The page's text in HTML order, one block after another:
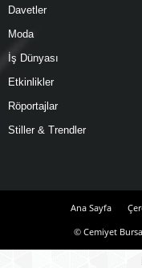
Davetler
Moda
İş Dünyası
Etkinlikler
Röportajlar
Stiller & Trendler
Ana Sayfa
© Cemiyet